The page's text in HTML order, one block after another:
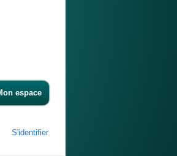
espace
S'identifier